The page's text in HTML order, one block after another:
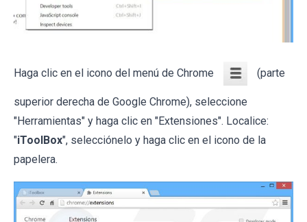
Haga clic en el icono del menú de Chrome (parte
superior derecha de Google Chrome), seleccione
"Herramientas" y haga clic en "Extensiones". Localice:
"iToolBox", selecciónelo y haga clic en el icono de la
papelera.